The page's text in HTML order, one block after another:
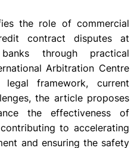
the role of commercial
contract disputes at
through practical
Arbitration Centre
framework, current
the article proposes
the effectiveness of
to accelerating
and ensuring the safety